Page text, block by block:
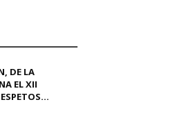
DE LA
EL XII